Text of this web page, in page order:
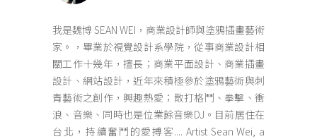
我是魏博 SEAN WEI，商業設計師與塗鴉插畫藝術
家。，畢業於視覺設計系學院，從事商業設計相
關工作十幾年，擅長；商業平面設計、商業插畫
設計、網站設計，近年來積極參於塗鴉藝術與刺
青藝術之創作，興趣熱愛；散打格鬥、拳擊、衝
浪、音樂、同時也是位業餘音樂DJ。目前居住在
台北，持續奮鬥的愛搏客.... Artist Sean Wei, a